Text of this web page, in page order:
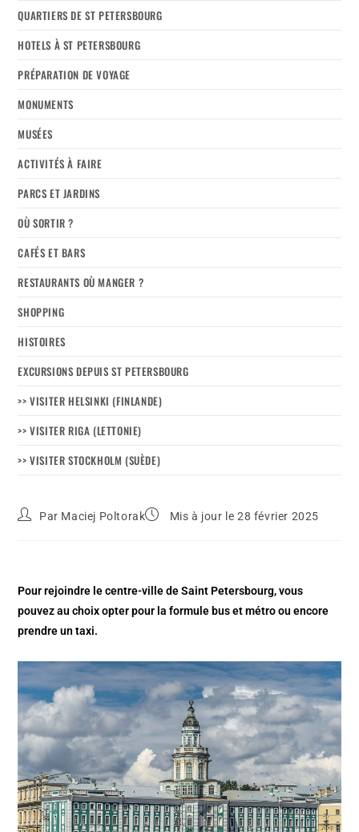
QUARTIERS DE ST PETERSBOURG
HOTELS À ST PETERSBOURG
PRÉPARATION DE VOYAGE
MONUMENTS
MUSÉES
ACTIVITÉS À FAIRE
PARCS ET JARDINS
OÙ SORTIR ?
CAFÉS ET BARS
RESTAURANTS OÙ MANGER ?
SHOPPING
HISTOIRES
EXCURSIONS DEPUIS ST PETERSBOURG
>> VISITER HELSINKI (FINLANDE)
>> VISITER RIGA (LETTONIE)
>> VISITER STOCKHOLM (SUÈDE)
Par Maciej Poltorak Mis à jour le 28 février 2025
Pour rejoindre le centre-ville de Saint Petersbourg, vous
pouvez au choix opter pour la formule bus et métro ou encore
prendre un taxi.